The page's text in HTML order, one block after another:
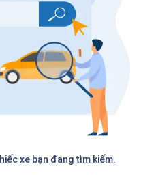
xe bạn đang tìm kiếm.